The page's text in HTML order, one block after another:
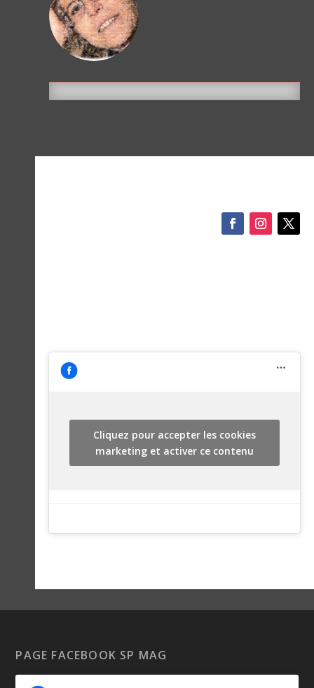
Cliquez pour accepter les cookies
marketing et activer ce contenu
PAGE FACEBOOK SP MAG